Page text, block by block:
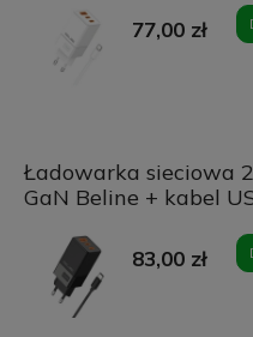
77,00 zł
Ładowarka sieciowa
GaN Beline + kabel
83,00 zł